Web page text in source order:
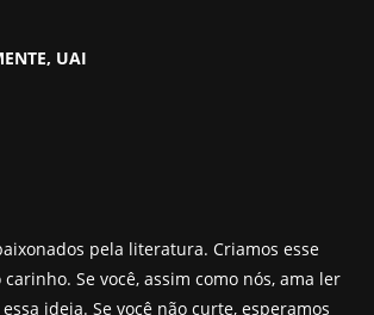
UAI
pela literatura. Criamos esse
Se você, assim como nós, ama ler
ideia. Se você não curte, esperamos